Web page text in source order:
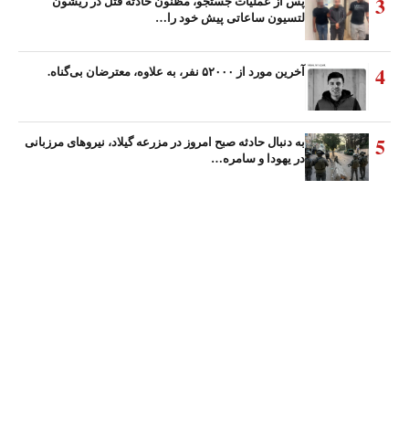
3
لتسیون ساعاتی پیش خود را…
4 آخرین مورد از ۵۲۰۰۰ نفر، به علاوه، معترضان بی‌گناه.
5
به دنبال حادثه صبح امروز در مزرعه گیلاد، نیروهای مرزبانی
در یهودا و سامره…